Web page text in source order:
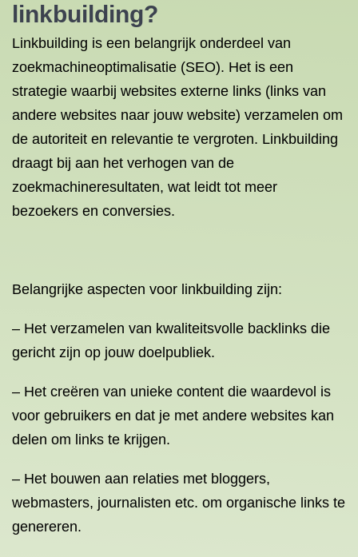
linkbuilding?
Linkbuilding is een belangrijk onderdeel van
zoekmachineoptimalisatie (SEO). Het is een
strategie waarbij websites externe links (links van
andere websites naar jouw website) verzamelen om
de autoriteit en relevantie te vergroten. Linkbuilding
draagt bij aan het verhogen van de
zoekmachineresultaten, wat leidt tot meer
bezoekers en conversies.
Belangrijke aspecten voor linkbuilding zijn:
– Het verzamelen van kwaliteitsvolle backlinks die
gericht zijn op jouw doelpubliek.
– Het creëren van unieke content die waardevol is
voor gebruikers en dat je met andere websites kan
delen om links te krijgen.
– Het bouwen aan relaties met bloggers,
webmasters, journalisten etc. om organische links te
genereren.